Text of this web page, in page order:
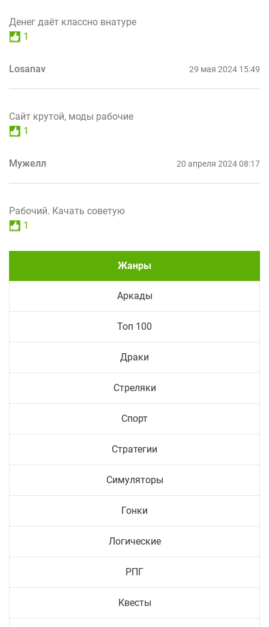
Денег даёт классно внатуре
1
Losanav 29 мая 2024 15:49
Сайт крутой, моды рабочие
1
Мужелл 20 апреля 2024 08:17
Рабочий. Качать советую
1
Жанры
Аркады
Топ 100
Драки
Стреляки
Спорт
Стратегии
Симуляторы
Гонки
Логические
РПГ
Квесты